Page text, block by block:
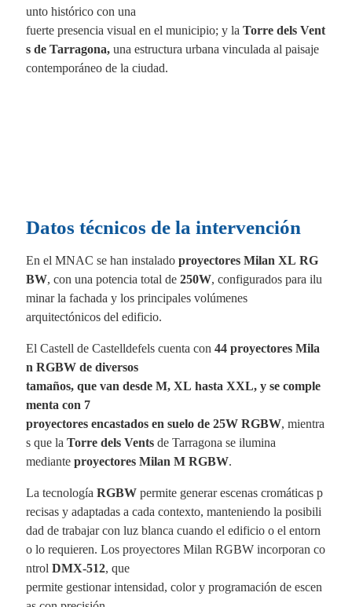
unto histórico con una
fuerte presencia visual en el municipio; y la Torre dels Vent
s de Tarragona, una estructura urbana vinculada al paisaje
contemporáneo de la ciudad.
Datos técnicos de la intervención
En el MNAC se han instalado proyectores Milan XL RG
BW, con una potencia total de 250W, configurados para ilu
minar la fachada y los principales volúmenes
arquitectónicos del edificio.
El Castell de Castelldefels cuenta con 44 proyectores Mila
n RGBW de diversos
tamaños, que van desde M, XL hasta XXL, y se comple
menta con 7
proyectores encastados en suelo de 25W RGBW, mientra
s que la Torre dels Vents de Tarragona se ilumina
mediante proyectores Milan M RGBW.
La tecnología RGBW permite generar escenas cromáticas p
recisas y adaptadas a cada contexto, manteniendo la posibili
dad de trabajar con luz blanca cuando el edificio o el entorn
o lo requieren. Los proyectores Milan RGBW incorporan co
ntrol DMX-512, que
permite gestionar intensidad, color y programación de escen